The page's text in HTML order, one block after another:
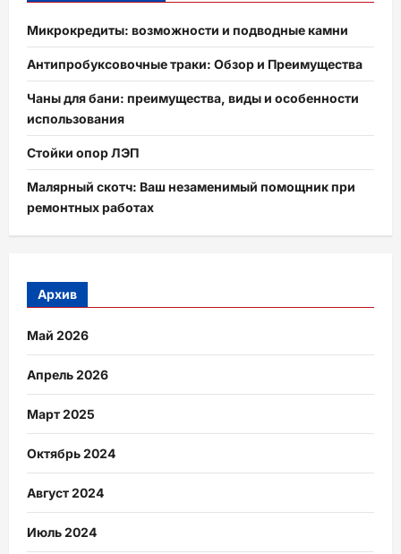
Микрокредиты: возможности и подводные камни
Антипробуксовочные траки: Обзор и Преимущества
Чаны для бани: преимущества, виды и особенности
использования
Стойки опор ЛЭП
Малярный скотч: Ваш незаменимый помощник при
ремонтных работах
Архив
Май 2026
Апрель 2026
Март 2025
Октябрь 2024
Август 2024
Июль 2024